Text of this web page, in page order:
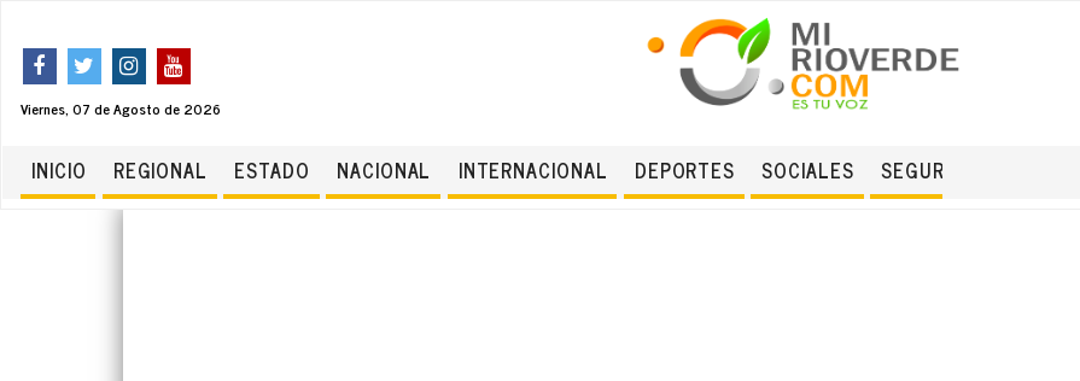
Viernes, 07 de Agosto de 2026
INICIO REGIONAL ESTADO NACIONAL INTERNACIONAL DEPORTES SOCIALES SEGURIDAD